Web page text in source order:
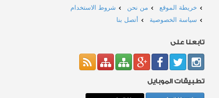
خريطة الموقع من نحن
شروط الاستخدام
سياسة الخصوصية
أتصل بنا
تابعنا على
تطبيقات الموبايل